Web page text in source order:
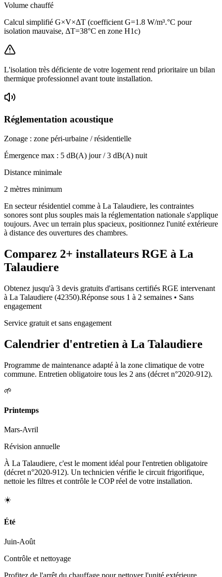
Volume chauffé
Calcul simplifié G×V×ΔT (coefficient G=1.8 W/m³.°C pour
isolation mauvaise, ΔT=38°C en zone H1c)
L'isolation très déficiente de votre logement rend prioritaire un bilan
thermique professionnel avant toute installation.
Réglementation acoustique
Zonage : zone péri-urbaine / résidentielle
Émergence max : 5 dB(A) jour /3 dB(A) nuit
Distance minimale
2 mètres minimum
En secteur résidentiel comme à La Talaudiere, les contraintes
sonores sont plus souples mais la réglementation nationale s'applique
toujours. Avec un terrain plus spacieux, positionnez l'unité extérieure
à distance des ouvertures des chambres.
Comparez 2+ installateurs RGE à La
Talaudiere
Obtenez jusqu'à 3 devis gratuits d'artisans certifiés RGE intervenant
à La Talaudiere (42350).Réponse sous 1 à 2 semaines • Sans
engagement
Service gratuit et sans engagement
Calendrier d'entretien à La Talaudiere
Programme de maintenance adapté à la zone climatique de votre
commune. Entretien obligatoire tous les 2 ans (décret n°2020-912).
🌱
Printemps
Mars-Avril
Révision annuelle
À La Talaudiere, c'est le moment idéal pour l'entretien obligatoire
(décret n°2020-912). Un technicien vérifie le circuit frigorifique,
nettoie les filtres et contrôle le COP réel de votre installation.
☀️
Été
Juin-Août
Contrôle et nettoyage
Profitez de l'arrêt du chauffage pour nettoyer l'unité extérieure